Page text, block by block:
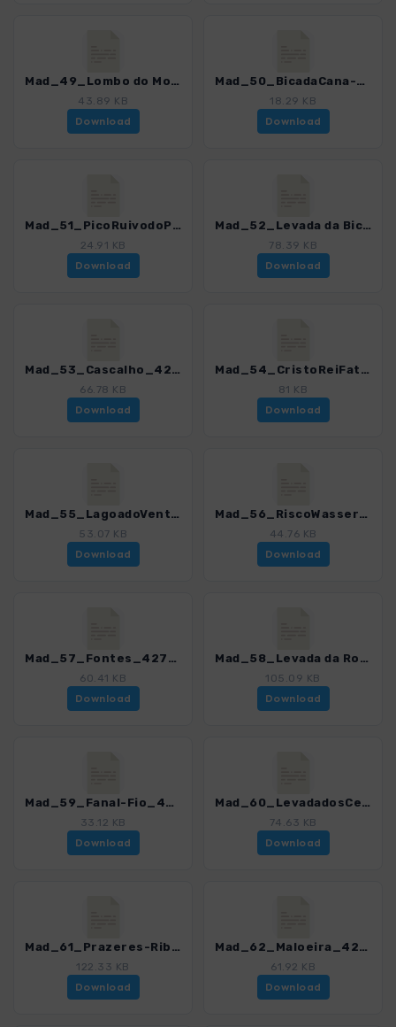
Mad_49_Lombo do Mouro_4274_16.gpx
43.89 KB
Download
Mad_50_BicadaCana-Pinaculo_4274_16.gpx
18.29 KB
Download
Mad_51_PicoRuivodoPaul_4274_16.gpx
24.91 KB
Download
Mad_52_Levada da Bica da Cana_4274_16.gpx
78.39 KB
Download
Mad_53_Cascalho_4274_16.gpx
66.78 KB
Download
Mad_54_CristoReiFatima_4274_16.gpx
81 KB
Download
Mad_55_LagoadoVento_4274_16.gpx
53.07 KB
Download
Mad_56_RiscoWasserfall_4274_16.gpx
44.76 KB
Download
Mad_57_Fontes_4274_16.gpx
60.41 KB
Download
Mad_58_Levada da Rocha Vermelha_4274_16.gpx
105.09 KB
Download
Mad_59_Fanal-Fio_4274_16.gpx
33.12 KB
Download
Mad_60_LevadadosCedros_4274_16.gpx
74.63 KB
Download
Mad_61_Prazeres-RibeiradaAchada_4274_16.gpx
122.33 KB
Download
Mad_62_Maloeira_4274_16.gpx
61.92 KB
Download